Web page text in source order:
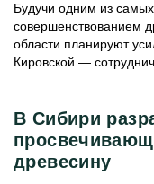
Будучи одним из
совершенствованием
области планируют
Кировской —
В Сибири
древесину